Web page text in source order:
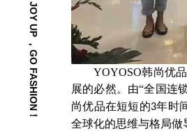
JOY UP ，GO FASHION！ YOYOSO韩尚优
展的必然。 由“全国连
尚优品在短短的3年时
全球化的思维与格局